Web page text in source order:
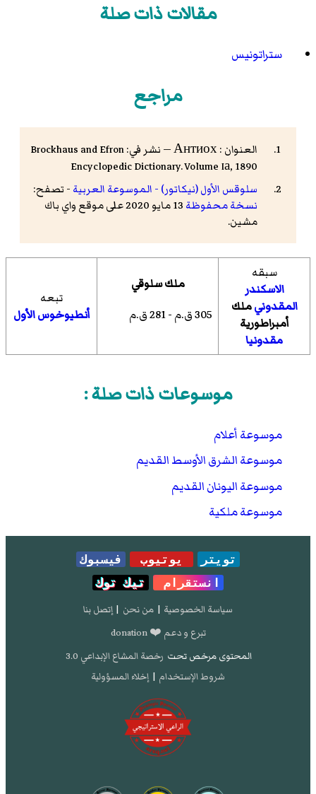
مقالات ذات صلة
ستراتونيس
مراجع
العنوان : Антиох — نشر في: Brockhaus and Efron
Encyclopedic Dictionary. Volume Iа, 1890
سلوقس الأول (نيكاتور) - الموسوعة العربية - تصفح:
نسخة محفوظة
13 مايو 2020 على موقع واي باك
مشين.
سبقه
الاسكندر
المقدونيملك
أمبراطورية
مقدونيا
ملك سلوقي
305 ق.م - 281 ق.م
تبعه
أنطيوخوس الأول
موسوعات ذات صلة :
موسوعة أعلام
موسوعة الشرق الأوسط القديم
موسوعة اليونان القديم
موسوعة ملكية
تويتر يوتيوب
فيسبوك
انستقرام
تيك توك
سياسة الخصوصية | من نحن | إتصل بنا
تبرع و دعم ❤️ donation
المحتوى مرخص تحت رخصة المشاع الإبداعي 3.0
شروط الإستخدام | إخلاء المسؤولية